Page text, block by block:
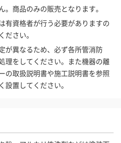
商品のみの販売となります。
有資格者が行う必要がありますの
ださい。
が異なるため、必ず各所管消防
理をしてください。また機器の離
の取扱説明書や施工説明書を参照
設置してください。